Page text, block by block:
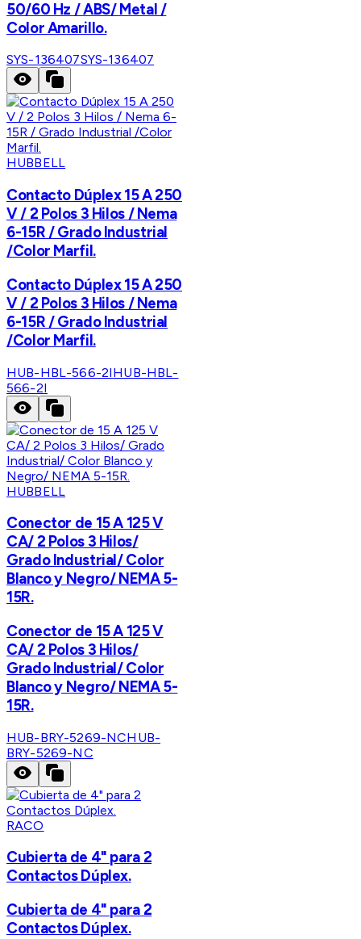
50/60 Hz / ABS/ Metal /
Color Amarillo.
SYS-136407SYS-136407
HUBBELL
Contacto Dúplex 15 A 250
V / 2 Polos 3 Hilos / Nema
6-15R / Grado Industrial
/Color Marfil.
Contacto Dúplex 15 A 250
V / 2 Polos 3 Hilos / Nema
6-15R / Grado Industrial
/Color Marfil.
HUB-HBL-566-2IHUB-HBL-
566-2I
HUBBELL
Conector de 15 A 125 V
CA/ 2 Polos 3 Hilos/
Grado Industrial/ Color
Blanco y Negro/ NEMA 5-
15R.
Conector de 15 A 125 V
CA/ 2 Polos 3 Hilos/
Grado Industrial/ Color
Blanco y Negro/ NEMA 5-
15R.
HUB-BRY-5269-NCHUB-
BRY-5269-NC
RACO
Cubierta de 4" para 2
Contactos Dúplex.
Cubierta de 4" para 2
Contactos Dúplex.